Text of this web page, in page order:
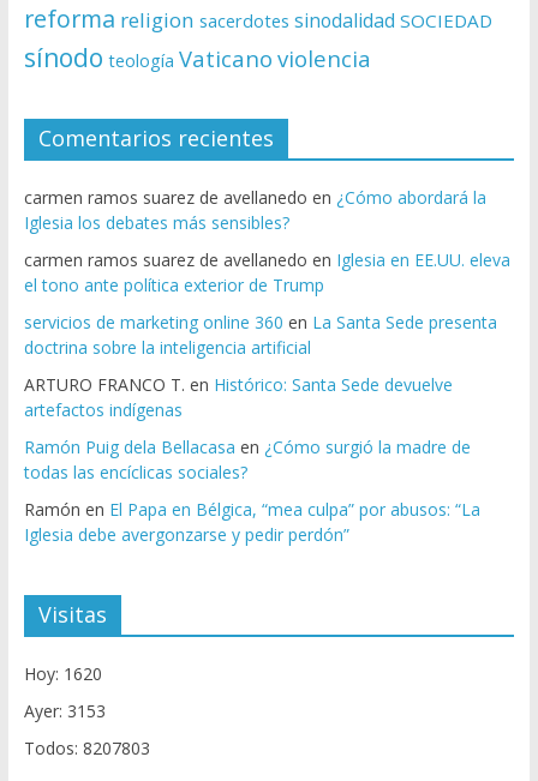
reforma religion sacerdotes sinodalidad SOCIEDAD
sínodo teología Vaticano violencia
Comentarios recientes
carmen ramos suarez de avellanedo en ¿Cómo abordará la
Iglesia los debates más sensibles?
carmen ramos suarez de avellanedo en Iglesia en EE.UU. eleva
el tono ante política exterior de Trump
servicios de marketing online 360 en La Santa Sede presenta
doctrina sobre la inteligencia artificial
ARTURO FRANCO T. en Histórico: Santa Sede devuelve
artefactos indígenas
Ramón Puig dela Bellacasa en ¿Cómo surgió la madre de
todas las encíclicas sociales?
Ramón en El Papa en Bélgica, “mea culpa” por abusos: “La
Iglesia debe avergonzarse y pedir perdón”
Visitas
Hoy: 1620
Ayer: 3153
Todos: 8207803